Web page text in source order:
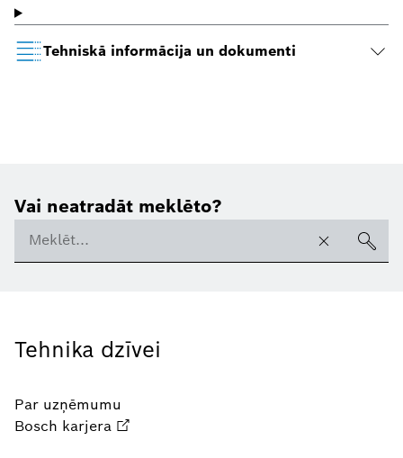
Tehniskā informācija un dokumenti
Vai neatradāt meklēto?
Tehnika dzīvei
Par uzņēmumu
Bosch karjera